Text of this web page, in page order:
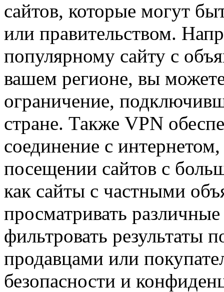
сайтов, которые могут
или правительством.
популярному сайту с
вашем регионе, вы
ограничение,
стране. Также VPN
соединение с
посещении сайтов с
как сайты с частными
просматривать
фильтровать результаты
продавцами или
безопасности и